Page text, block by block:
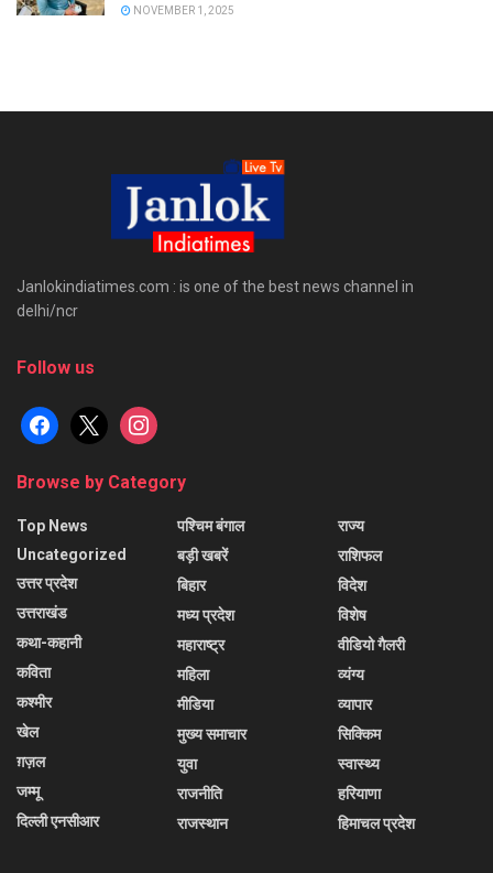
NOVEMBER 1, 2025
Janlokindiatimes.com : is one of the best news channel in
delhi/ncr
Follow us
facebook
x instagram
Browse by Category
Top News
Uncategorized
उत्तर प्रदेश
उत्तराखंड
कथा-कहानी
कविता
कश्मीर
खेल
ग़ज़ल
जम्मू
दिल्ली एनसीआर
पश्चिम बंगाल
बड़ी खबरें
बिहार
मध्य प्रदेश
महाराष्ट्र
महिला
मीडिया
मुख्य समाचार
युवा
राजनीति
राजस्थान
राज्य
राशिफल
विदेश
विशेष
वीडियो गैलरी
व्यंग्य
व्यापार
सिक्किम
स्वास्थ्य
हरियाणा
हिमाचल प्रदेश